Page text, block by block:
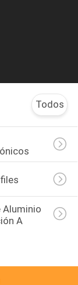
Todos
Aluminio
A